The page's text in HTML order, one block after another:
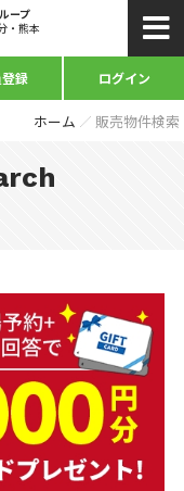
ープ
・熊本
録 ログイン
ホーム 販売物件検索